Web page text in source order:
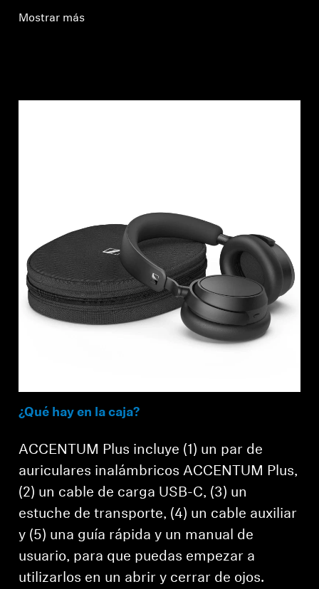
Mostrar más
¿Qué hay en la caja?
ACCENTUM Plus incluye (1) un par de
auriculares inalámbricos ACCENTUM Plus,
(2) un cable de carga USB-C, (3) un
estuche de transporte, (4) un cable auxiliar
y (5) una guía rápida y un manual de
usuario, para que puedas empezar a
utilizarlos en un abrir y cerrar de ojos.